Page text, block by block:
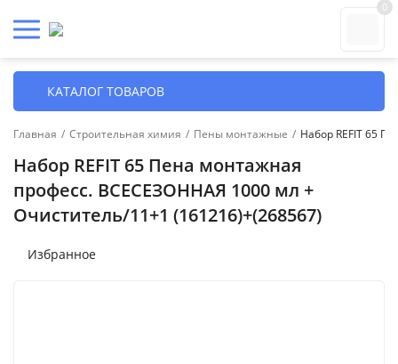
0
КАТАЛОГ ТОВАРОВ
Главная / Строительная химия / Пены монтажные / Набор REFIT 65
Набор REFIT 65 Пена монтажная
професс. ВСЕСЕЗОННАЯ 1000 мл +
Очиститель/11+1 (161216)+(268567)
Избранное